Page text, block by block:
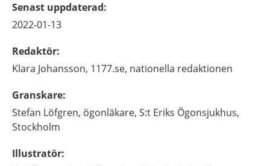
Senast uppdaterad:
2022-01-13
Redaktör:
Klara Johansson, 1177.se, nationella redaktionen
Granskare:
Stefan Löfgren, ögonläkare, S:t Eriks Ögonsjukhus,
Stockholm
Illustratör: